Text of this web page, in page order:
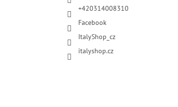
+420314008310
Facebook
ItalyShop_cz
italyshop.cz